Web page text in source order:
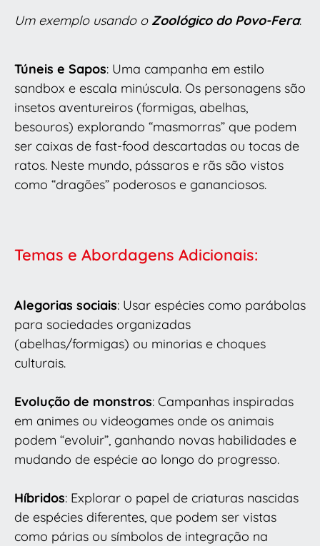
Um exemplo usando o Zoológico do Povo-Fera:
Túneis e Sapos: Uma campanha em estilo
sandbox e escala minúscula. Os personagens são
insetos aventureiros (formigas, abelhas,
besouros) explorando “masmorras” que podem
ser caixas de fast-food descartadas ou tocas de
ratos. Neste mundo, pássaros e rãs são vistos
como “dragões” poderosos e gananciosos.
Temas e Abordagens Adicionais:
Alegorias sociais: Usar espécies como parábolas
para sociedades organizadas
(abelhas/formigas) ou minorias e choques
culturais.
Evolução de monstros: Campanhas inspiradas
em animes ou videogames onde os animais
podem “evoluir”, ganhando novas habilidades e
mudando de espécie ao longo do progresso.
Híbridos: Explorar o papel de criaturas nascidas
de espécies diferentes, que podem ser vistas
como párias ou símbolos de integração na